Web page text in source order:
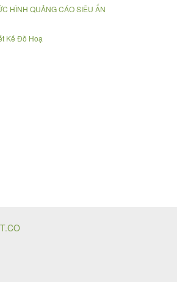
HÌNH QUẢNG CÁO SIÊU ẤN
Kế Đồ Hoạ